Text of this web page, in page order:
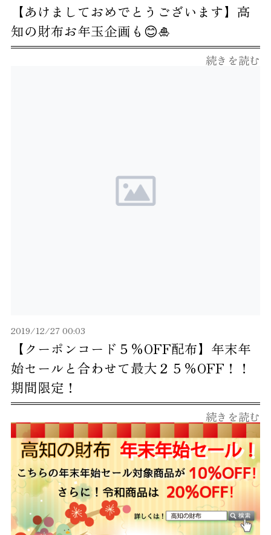
【あけましておめでとうございます】高
知の財布お年玉企画も😊🎍
続きを読む
【クーポンコード５％OFF配布】年末年
始セールと合わせて最大２５％OFF！！
期間限定！
2019/12/27 00:03
続きを読む